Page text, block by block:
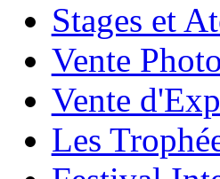
Stages et
Vente
Vente
Les